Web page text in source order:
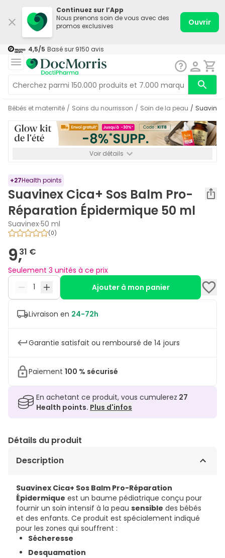
Continuez sur l’App
Nous prenons soin de vous avec des
promos exclusives
Ouvrir
4,5/5 Basé sur 9150 avis
Bébés et maternité / Soins du nourrisson / Soin de la peau /
Voir détails
+27Health points
Suavinex Cica+ Sos Balm Pro-
Réparation Épidermique 50 ml
Suavinex·50 ml
(0)
9,31 €
Seulement 3 unités à ce prix
Ajouter à mon panier
Livraison en 24-72h
Garantie satisfait ou remboursé de 14 jours
Paiement 100 % sécurisé
En achetant ce produit, vous cumulerez 27
Health points. Plus d'infos
Détails du produit
Description
Suavinex Cica+ Sos Balm Pro-Réparation
Épidermique est un baume pédiatrique conçu pour
fournir un soin intensif à la peau sensible des bébés
et des enfants. Ce produit est spécialement indiqué
pour les zones qui souffrent :
Sécheresse
Desquamation